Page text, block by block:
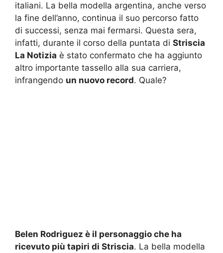
italiani. La bella modella argentina, anche verso
la fine dell’anno, continua il suo percorso fatto
di successi, senza mai fermarsi. Questa sera,
infatti, durante il corso della puntata di Striscia
La Notizia è stato confermato che ha aggiunto
altro importante tassello alla sua carriera,
infrangendo un nuovo record. Quale?
Belen Rodriguez è il personaggio che ha
ricevuto più tapiri di Striscia. La bella modella